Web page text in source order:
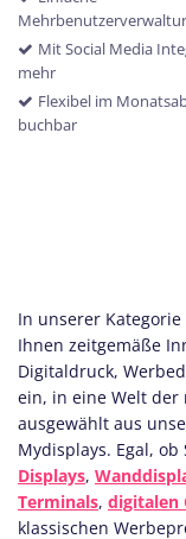
Mit Social Media
mehr
Flexibel im
buchbar
In unserer
Ihnen zeitgemäße
Digitaldruck,
ein, in eine Welt der
ausgewählt aus
Mydisplays. Egal,
Displays,
Terminals, digitalen
klassischen